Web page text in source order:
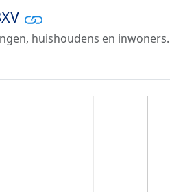
huishoudens en inwoners.